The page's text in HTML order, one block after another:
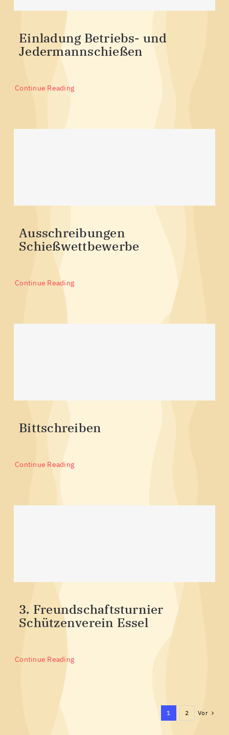
Einladung Betriebs- und
Jedermannschießen
Continue Reading
Ausschreibungen
Schießwettbewerbe
Continue Reading
Bittschreiben
Continue Reading
3. Freundschaftsturnier
Schützenverein Essel
Continue Reading
1 2 Vor